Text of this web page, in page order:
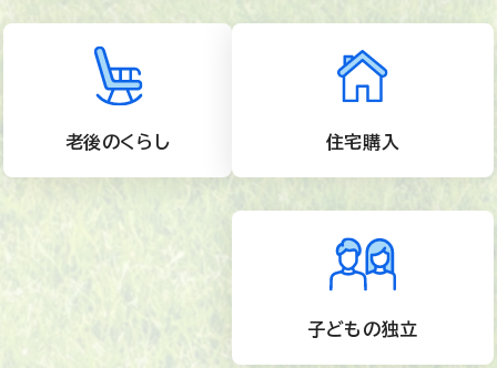
老後のくらし 住宅購入
子どもの独立